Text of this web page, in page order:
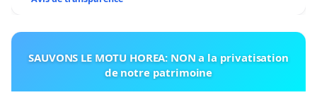
SAUVONS LE MOTU HOREA: NON a la privatisation
de notre patrimoine